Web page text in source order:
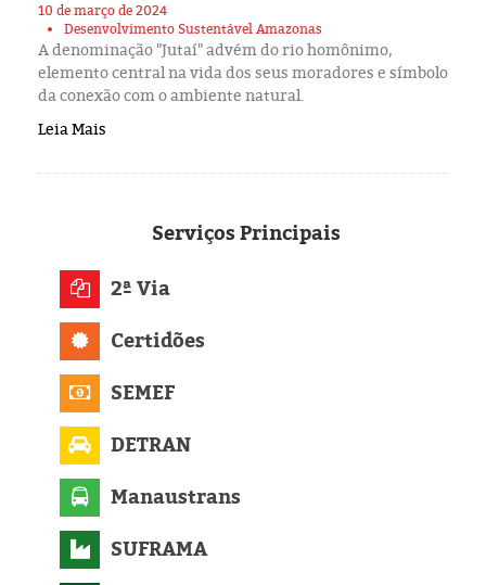
Amazonas
Manaus
10 de março de 2024
Desenvolvimento Sustentável Amazonas
A denominação "Jutaí" advém do rio homônimo,
elemento central na vida dos seus moradores e símbolo
da conexão com o ambiente natural.
Leia Mais
ServiçosPrincipais
2ª Via
Certidões
SEMEF
DETRAN
Manaustrans
SUFRAMA